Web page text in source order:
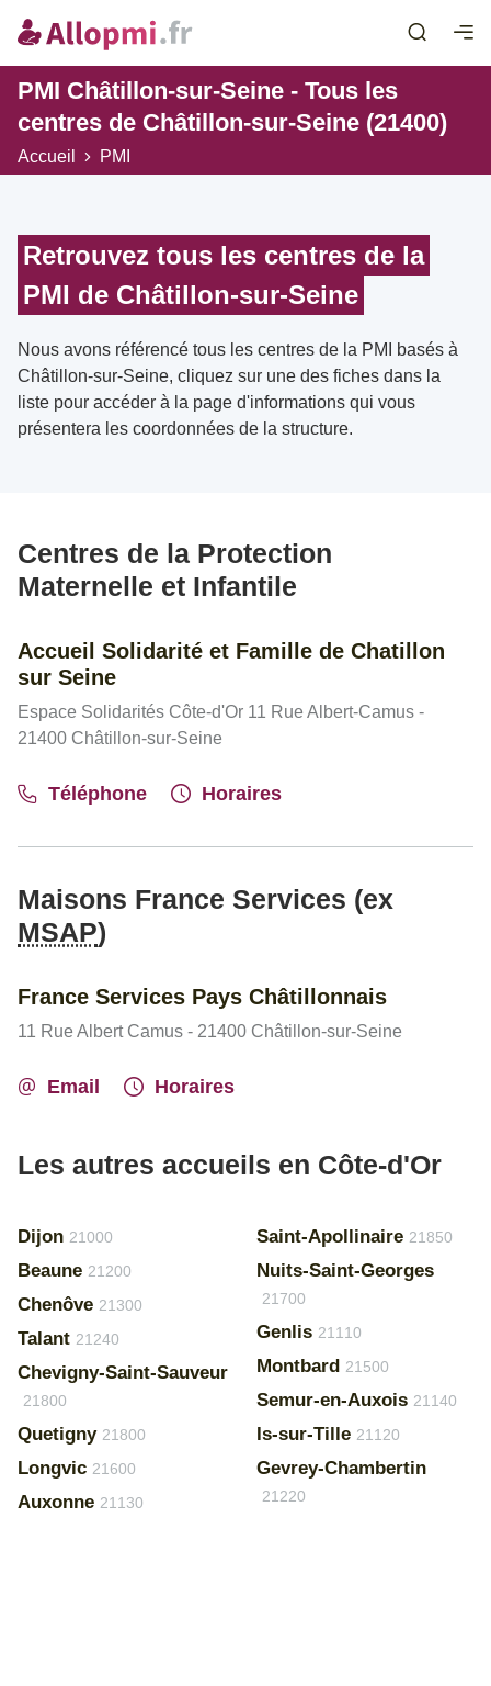
PMI Châtillon-sur-Seine - Tous les
centres de Châtillon-sur-Seine (21400)
Accueil PMI
Retrouvez tous les centres de la
PMI de Châtillon-sur-Seine
Nous avons référencé tous les centres de la PMI basés à
Châtillon-sur-Seine, cliquez sur une des fiches dans la
liste pour accéder à la page d'informations qui vous
présentera les coordonnées de la structure.
Centres de la Protection
Maternelle et Infantile
Accueil Solidarité et Famille de Chatillon
sur Seine
Espace Solidarités Côte-d'Or 11 Rue Albert-Camus -
21400 Châtillon-sur-Seine
Téléphone Horaires
Maisons France Services (ex
MSAP)
France Services Pays Châtillonnais
11 Rue Albert Camus - 21400 Châtillon-sur-Seine
Email Horaires
Les autres accueils en Côte-d'Or
Dijon 21000
Beaune 21200
Chenôve 21300
Talant 21240
Chevigny-Saint-Sauveur
21800
Quetigny 21800
Longvic 21600
Auxonne 21130
Saint-Apollinaire 21850
Nuits-Saint-Georges
21700
Genlis 21110
Montbard 21500
Semur-en-Auxois 21140
Is-sur-Tille 21120
Gevrey-Chambertin
21220